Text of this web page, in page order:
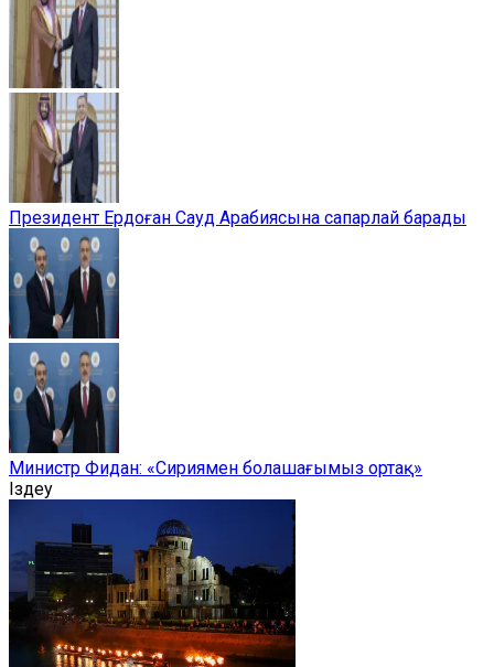
Президент Ердоған Сауд Арабиясына сапарлай барады
Министр Фидан: «Сириямен болашағымыз ортақ»
Іздеу